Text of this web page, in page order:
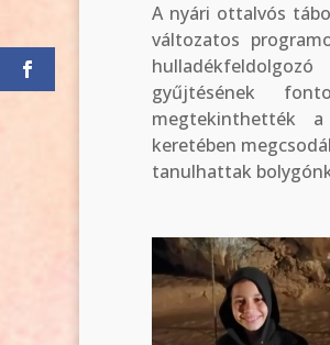
A nyári ottalvós
változatos
gyűjtésének
megtekinthették
keretében
tanulhattak